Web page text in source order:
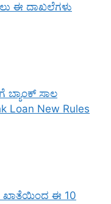
ಈ ದಾಖಲೆಗಳು
ಬ್ಯಾಂಕ್ ಸಾಲ
Loan New Rules
: ಖಾತೆಯಿಂದ ಈ 10